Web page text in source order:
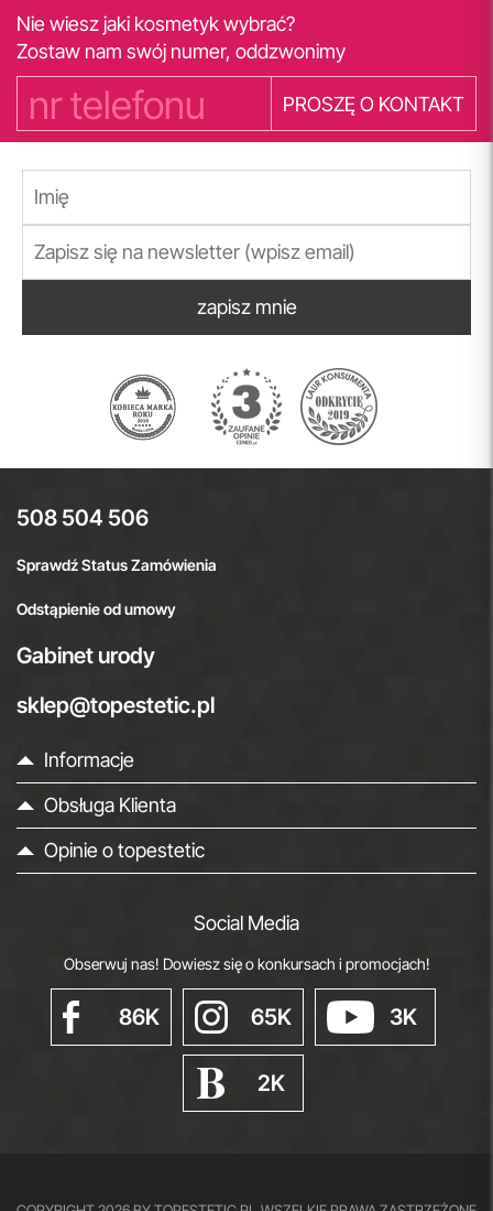
Nie wiesz jaki kosmetyk wybrać?
Zostaw nam swój numer, oddzwonimy
PROSZĘ O KONTAKT
zapisz mnie
508 504 506
Sprawdź Status Zamówienia
Odstąpienie od umowy
Gabinet urody
sklep@topestetic.pl
Informacje
Obsługa Klienta
Opinie o topestetic
Social Media
Obserwuj nas! Dowiesz się o konkursach i promocjach!
86K 65K 3K
2K